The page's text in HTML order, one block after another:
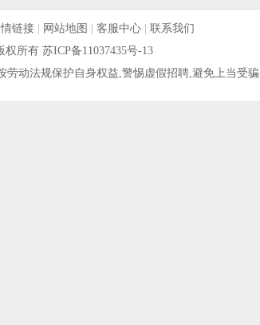
链接| 网站地图 客服中心| 联系我们
权所有 苏ICP备11037435号-13
动法规保护自身权益,警惕虚假招聘,避免上当受骗